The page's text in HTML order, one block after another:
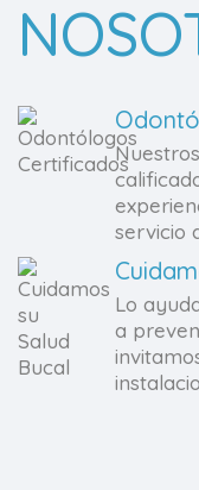
servicio
Lo
a